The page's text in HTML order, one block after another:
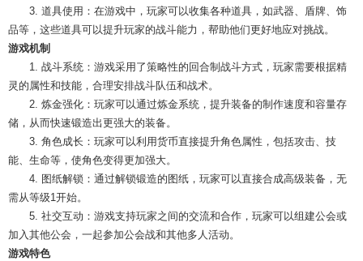
3. 道具使用：在游戏中，玩家可以收集各种道具，如武器、盾牌、饰
品等，这些道具可以提升玩家的战斗能力，帮助他们更好地应对挑战。
游戏机制
1. 战斗系统：游戏采用了策略性的回合制战斗方式，玩家需要根据精
灵的属性和技能，合理安排战斗队伍和战术。
2. 炼金强化：玩家可以通过炼金系统，提升装备的制作速度和容量存
储，从而快速锻造出更强大的装备。
3. 角色成长：玩家可以利用货币直接提升角色属性，包括攻击、技
能、生命等，使角色变得更加强大。
4. 图纸解锁：通过解锁锻造的图纸，玩家可以直接合成高级装备，无
需从等级1开始。
5. 社交互动：游戏支持玩家之间的交流和合作，玩家可以组建公会或
加入其他公会，一起参加公会战和其他多人活动。
游戏特色